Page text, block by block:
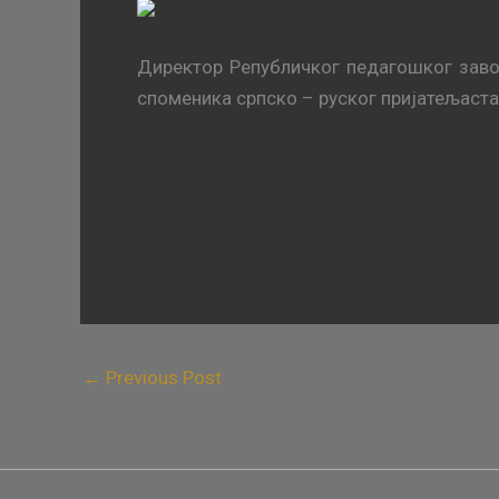
Директор Републичког педагошког
споменика српско – руског
← Previous Post